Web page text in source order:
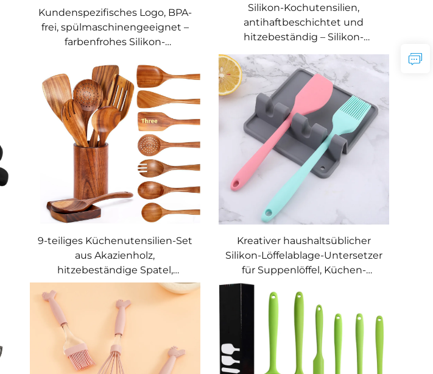
Kundenspezifisches Logo, BPA-
frei, spülmaschinengeeignet –
farbenfrohes Silikon-
Kochutensilien für
Ölbestreichen und Grillzubehör
Silikon-Kochutensilien,
antihaftbeschichtet und
hitzebeständig – Silikon-
Spachtel-Set, Silikon-
Küchenbedarf, Utensilien-Set
9-teiliges Küchenutensilien-Set
aus Akazienholz,
hitzebeständige Spatel,
Salatlöffel, Suppenlöffel,
Nudellöffel für die Küche
Kreativer haushaltsüblicher
Silikon-Löffelablage-Untersetzer
für Suppenlöffel, Küchen-
Geschirrständer, Geschirr-
Aufbewahrungsmatte für die
Küche, Küchenutensilien